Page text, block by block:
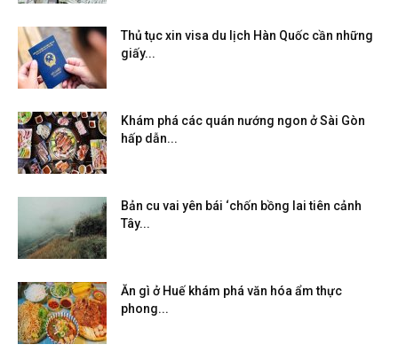
Thủ tục xin visa du lịch Hàn Quốc cần những
giấy...
Khám phá các quán nướng ngon ở Sài Gòn
hấp dẫn...
Bản cu vai yên bái ‘chốn bồng lai tiên cảnh
Tây...
Ăn gì ở Huế khám phá văn hóa ẩm thực
phong...